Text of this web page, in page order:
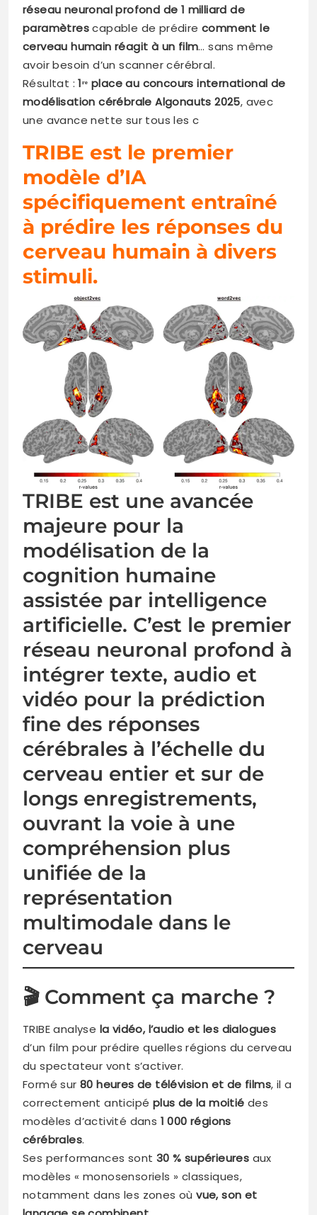
réseau neuronal profond de 1 milliard de
paramètrescapable de prédirecomment le
cerveau humain réagit à un film… sans même
avoir besoin d’un scanner cérébral.
Résultat :1ʳᵉ place au concours international de
modélisation cérébrale Algonauts 2025, avec
une avance nette sur tous les c
TRIBE est le premier
modèle d’IA
spécifiquement entraîné
à prédire les réponses du
cerveau humain à divers
stimuli.
TRIBE est une avancée
majeure pour la
modélisation de la
cognition humaine
assistée par intelligence
artificielle. C’est le premier
réseau neuronal profond à
intégrer texte, audio et
vidéo pour la prédiction
fine des réponses
cérébrales à l’échelle du
cerveau entier et sur de
longs enregistrements,
ouvrant la voie à une
compréhension plus
unifiée de la
représentation
multimodale dans le
cerveau
🎬 Comment ça marche ?
TRIBE analyse la vidéo, l’audio et les dialogues
d’un film pour prédire quelles régions du cerveau
du spectateur vont s’activer.
Formé sur 80 heures de télévision et de films, il a
correctement anticipé plus de la moitié des
modèles d’activité dans 1 000 régions
cérébrales.
Ses performances sont 30 % supérieures aux
modèles « monosensoriels » classiques,
notamment dans les zones oùvue, son et